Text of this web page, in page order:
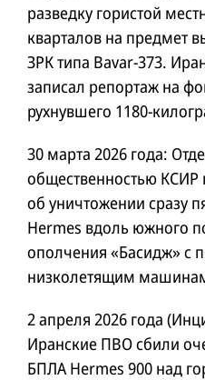
разведку гористой
кварталов на предмет
ЗРК типа Bavar-373.
записал репортаж на
рухнувшего 1180-
30 марта 2026 года:
общественностью
об уничтожении сразу
Hermes вдоль южного
ополчения «Басидж» с
низколетящим
2 апреля 2026 года
Иранские ПВО сбили
БПЛА Hermes 900 над